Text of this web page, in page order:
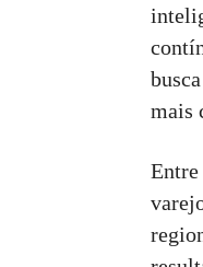
mais